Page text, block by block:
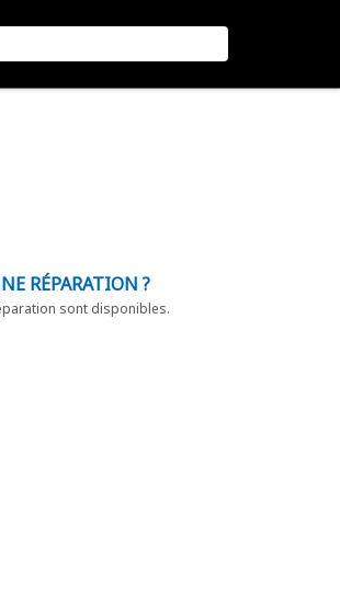
RÉPARATION ?
sont disponibles.